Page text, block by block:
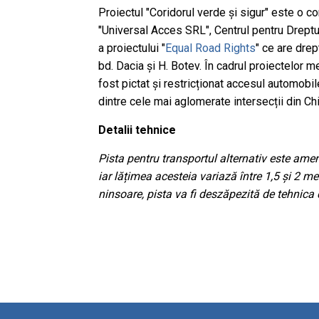
Proiectul "Coridorul verde și sigur" este o
"Universal Acces SRL", Centrul pentru
a proiectului "Equal Road Rights" ce are
bd. Dacia și H. Botev. În cadrul proiectelor
fost pictat și restricționat accesul
dintre cele mai aglomerate intersecții din
Detalii tehnice
Pista pentru transportul alternativ este
iar lățimea acesteia variază între 1,5 și 2
ninsoare, pista va fi deszăpezită de